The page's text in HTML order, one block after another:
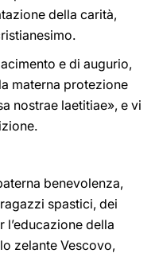
della carità,
e di augurio,
materna protezione
nostrae laetitiae», e vi
benevolenza,
spastici, dei
l’educazione della
zelante Vescovo,